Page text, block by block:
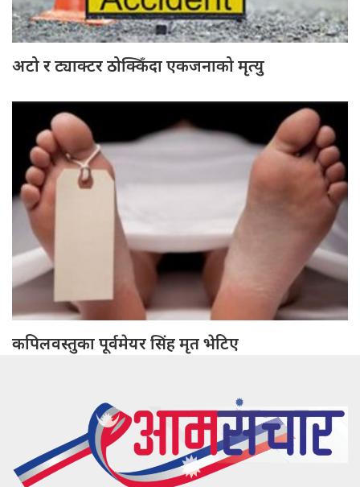
अटो र ट्याक्टर ठोक्किँदा एकजनाको मृत्यु
कपिलवस्तुका पूर्वमेयर सिंह मृत भेटिए